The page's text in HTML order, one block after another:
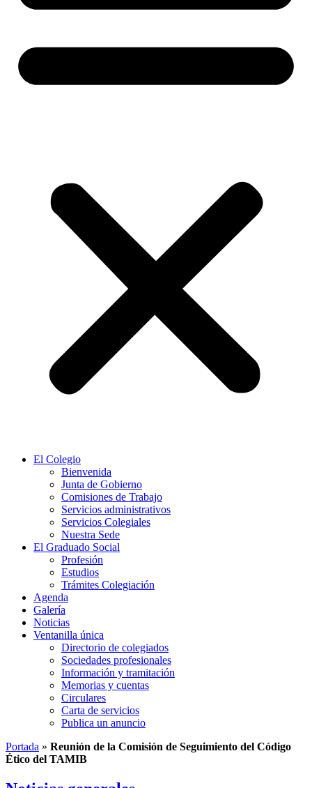
El Colegio
Bienvenida
Junta de Gobierno
Comisiones de Trabajo
Servicios administrativos
Servicios Colegiales
Nuestra Sede
El Graduado Social
Profesión
Estudios
Trámites Colegiación
Agenda
Galería
Noticias
Ventanilla única
Directorio de colegiados
Sociedades profesionales
Información y tramitación
Memorias y cuentas
Circulares
Carta de servicios
Publica un anuncio
Portada » Reunión de la Comisión de Seguimiento del Código
Ético del TAMIB